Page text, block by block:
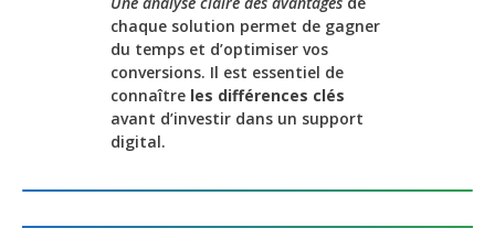
chaque solution permet de gagner
du temps et d’optimiser vos
conversions. Il est essentiel de
connaître les différences clés
avant d’investir dans un support
digital.